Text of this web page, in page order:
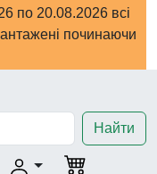
по 20.08.2026 всі
починаючи
Найти